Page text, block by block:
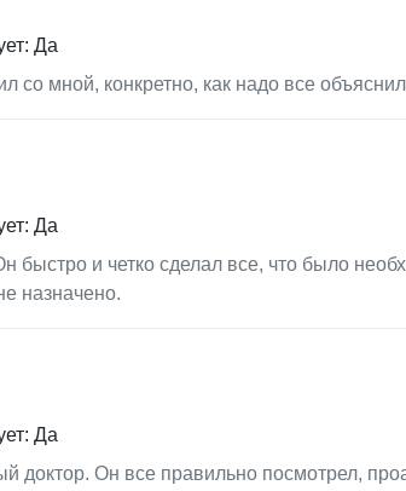
Да
со мной, конкретно, как надо все
Да
быстро и четко сделал все, что было
назначено.
Да
доктор. Он все правильно посмотрел,